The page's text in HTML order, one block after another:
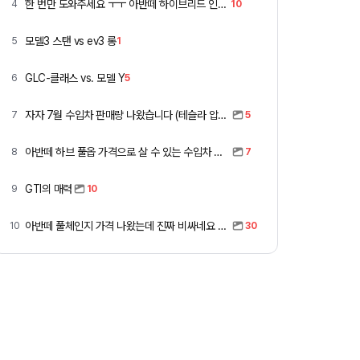
4 한 번만 도와주세요 ㅜㅜ 아반떼 하이브리드 인스 vs 폭스바겐 골프 10
5 모델3 스탠 vs ev3 롱1
6 GLC-클래스 vs. 모델 Y5
7 자자 7월 수입차 판매량 나왔습니다 (테슬라 압도적) 5
8 아반떼 하브 풀옵 가격으로 살 수 있는 수입차 모아봤습니다 (중고 포함) 7
9 GTI의 매력 10
10 아반떼 풀체인지 가격 나왔는데 진짜 비싸네요 ㅎㅎ 30